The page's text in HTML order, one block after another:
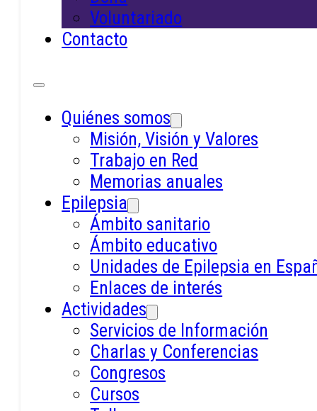
Voluntariado
Contacto
Quiénes somos
Misión, Visión y Valores
Trabajo en Red
Memorias anuales
Epilepsia
Ámbito sanitario
Ámbito educativo
Unidades de Epilepsia en
Enlaces de interés
Actividades
Servicios de Información
Charlas y Conferencias
Congresos
Cursos
ESPAÑOLA DE AFECTADOS Y
POR EPILEPSIA GRAVE, provista de NIF:
G18481937 e inscrita en: con los
contacto son:
Dirección: c/ Tejos, 18 – 18810 Caniles,
Granada
Teléfono de contacto:
Email de contacto:
II. TÉRMINOS Y
CONDICIONES GENERALES
DE USO